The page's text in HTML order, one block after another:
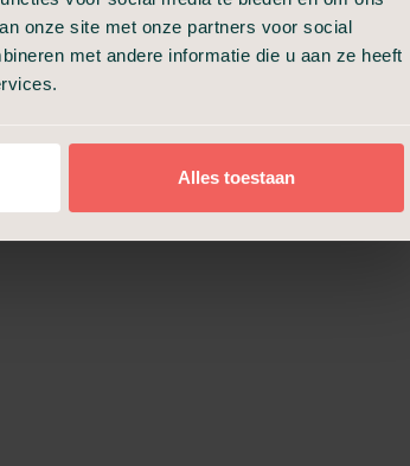
onze site met onze partners voor social
met andere informatie die u aan ze heeft
Alles toestaan